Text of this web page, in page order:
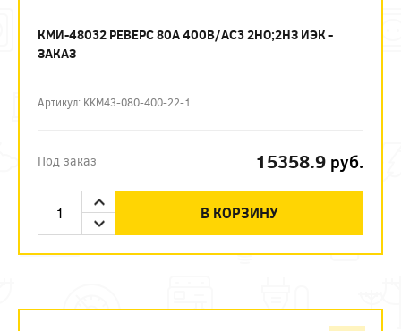
КМИ-48032 РЕВЕРС 80А 400В/АС3 2НО;2НЗ ИЭК -
ЗАКАЗ
Артикул: KKM43-080-400-22-1
Под заказ 15358.9 руб.
В КОРЗИНУ